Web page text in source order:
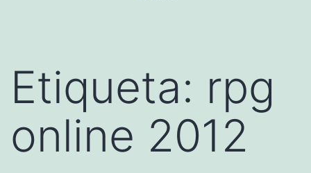
Etiqueta: rpg
online 2012